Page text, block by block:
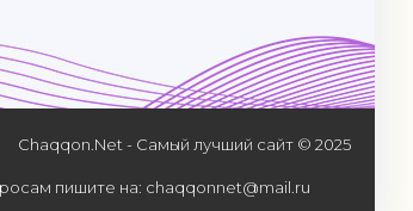
Chaqqon.Net - Самый лучший сайт © 2025
пишите на: chaqqonnet@mail.ru